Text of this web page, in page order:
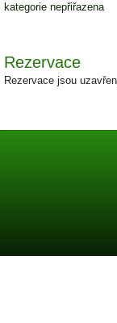
kategorie nepřiřazena
Rezervace
Rezervace jsou